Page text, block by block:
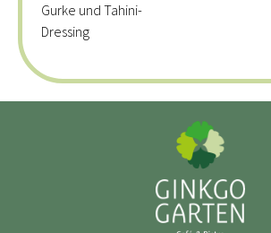
Gurke und Tahini-
Dressing